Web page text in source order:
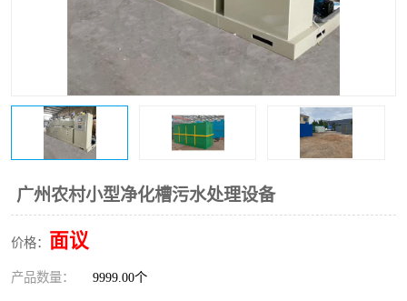
广州农村小型净化槽污水处理设备
价格： 面议
产品数量： 9999.00个
一体化污水处理设备 食品制造业污水处理设备
医院辐射污水衰变池